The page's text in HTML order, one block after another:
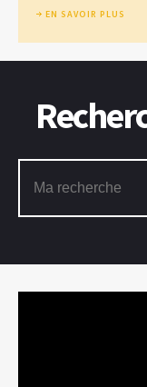
EN SAVOIR PLUS